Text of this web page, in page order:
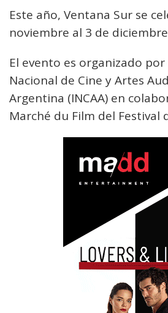
Este año, Ventana Sur se
noviembre al 3 de
El evento es organizado
Nacional de Cine y Artes
Argentina (INCAA) en
Marché du Film del Festival